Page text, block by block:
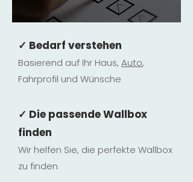
✓ Bedarf verstehen
Basierend auf Ihr Haus, Auto,
Fahrprofil und Wünsche
✓ Die passende Wallbox
finden
Wir helfen Sie, die perfekte Wallbox
zu finden